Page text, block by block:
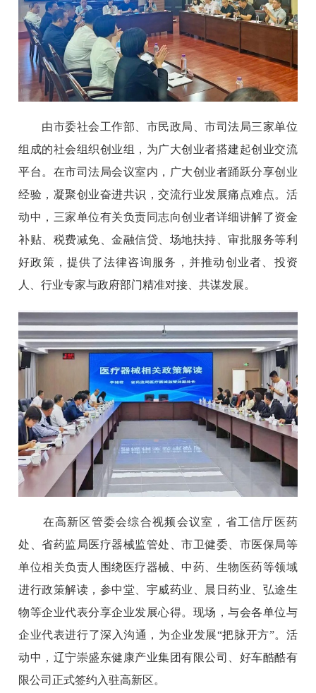
由市委社会工作部、市民政局、市司法局三家单位
组成的社会组织创业组，为广大创业者搭建起创业交流
平台。在市司法局会议室内，广大创业者踊跃分享创业
经验，凝聚创业奋进共识，交流行业发展痛点难点。活
动中，三家单位有关负责同志向创业者详细讲解了资金
补贴、税费减免、金融信贷、场地扶持、审批服务等利
好政策，提供了法律咨询服务，并推动创业者、投资
人、行业专家与政府部门精准对接、共谋发展。
在高新区管委会综合视频会议室，省工信厅医药
处、省药监局医疗器械监管处、市卫健委、市医保局等
单位相关负责人围绕医疗器械、中药、生物医药等领域
进行政策解读，参中堂、宇威药业、晨日药业、弘途生
物等企业代表分享企业发展心得。现场，与会各单位与
企业代表进行了深入沟通，为企业发展“把脉开方”。活
动中，辽宁崇盛东健康产业集团有限公司、好车酷酷有
限公司正式签约入驻高新区。